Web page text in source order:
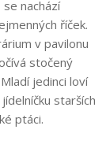
nachází
říček.
v pavilonu
stočený
jedinci loví
starších
ptáci.